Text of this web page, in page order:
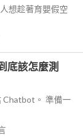
想趁著育嬰假空
底該怎麼測
Chatbot。 準備一